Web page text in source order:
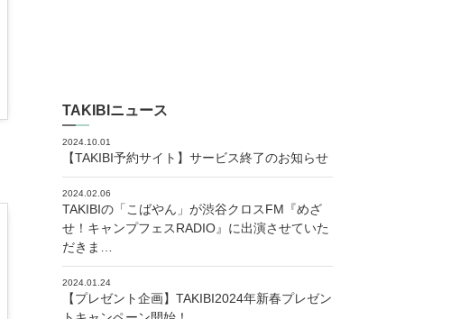
TAKIBIニュース
2024.10.01
【TAKIBI予約サイト】サービス終了のお知らせ
2024.02.06
TAKIBIの「こばやん」が渋谷クロスFM『めざ
せ！キャンプフェスRADIO』に出演させていた
だきま…
2024.01.24
【プレゼント企画】TAKIBI2024年新春プレゼン